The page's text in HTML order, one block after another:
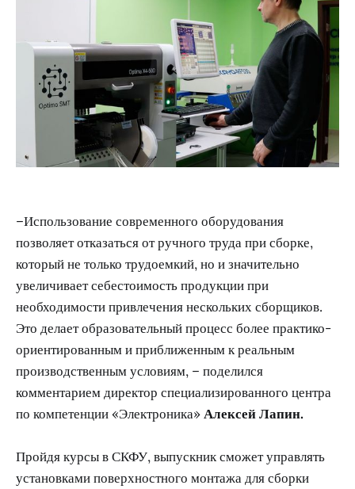
–Использование современного оборудования
позволяет отказаться от ручного труда при сборке,
который не только трудоемкий, но и значительно
увеличивает себестоимость продукции при
необходимости привлечения нескольких сборщиков.
Это делает образовательный процесс более практико-
ориентированным и приближенным к реальным
производственным условиям, – поделился
комментарием директор специализированного центра
по компетенции «Электроника»Алексей Лапин.
Пройдя курсы в СКФУ, выпускник сможет управлять
установками поверхностного монтажа для сборки